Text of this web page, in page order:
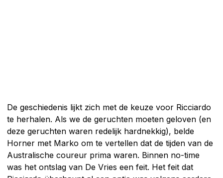
De geschiedenis lijkt zich met de keuze voor Ricciardo
te herhalen. Als we de geruchten moeten geloven (en
deze geruchten waren redelijk hardnekkig), belde
Horner met Marko om te vertellen dat de tijden van de
Australische coureur prima waren. Binnen no-time
was het ontslag van De Vries een feit. Het feit dat